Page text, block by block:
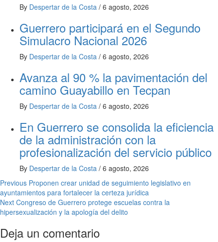
By Despertar de la Costa / 6 agosto, 2026
Guerrero participará en el Segundo
Simulacro Nacional 2026
By Despertar de la Costa / 6 agosto, 2026
Avanza al 90 % la pavimentación del
camino Guayabillo en Tecpan
By Despertar de la Costa / 6 agosto, 2026
En Guerrero se consolida la eficiencia
de la administración con la
profesionalización del servicio público
By Despertar de la Costa / 6 agosto, 2026
Post
navigation
Previous Proponen crear unidad de seguimiento legislativo en
ayuntamientos para fortalecer la certeza jurídica
Next Congreso de Guerrero protege escuelas contra la
hipersexualización y la apología del delito
Deja un comentario